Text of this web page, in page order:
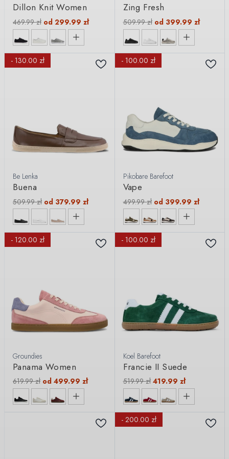
Dillon Knit Women
469.99zł od 299.99 zł
Zing Fresh
509.99zł od 399.99 zł
- 130.00 zł
Be Lenka
Buena
509.99zł od 379.99 zł
- 100.00 zł
Pikobare Barefoot
Vape
499.99zł od 399.99 zł
- 120.00 zł
Groundies
Panama Women
619.99zł od 499.99 zł
- 100.00 zł
Koel Barefoot
Francie II Suede
519.99zł 419.99 zł
- 200.00 zł